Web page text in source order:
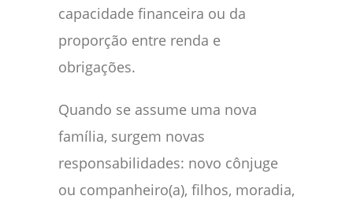
capacidade financeira ou da
proporção entre renda e
obrigações.
Quando se assume uma nova
família, surgem novas
responsabilidades: novo cônjuge
ou companheiro(a), filhos, moradia,